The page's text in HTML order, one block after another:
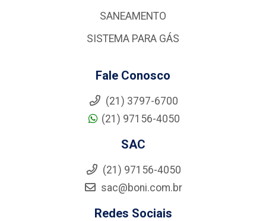
SANEAMENTO
SISTEMA PARA GÁS
Fale Conosco
(21) 3797-6700
(21) 97156-4050
SAC
(21) 97156-4050
sac@boni.com.br
Redes Sociais